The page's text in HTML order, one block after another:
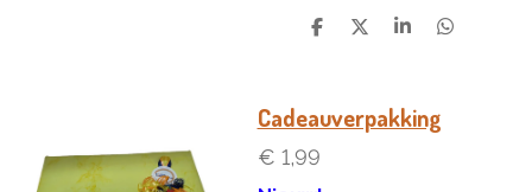
D
D
S
e
D
Cadeauverpakking
€ 1,99